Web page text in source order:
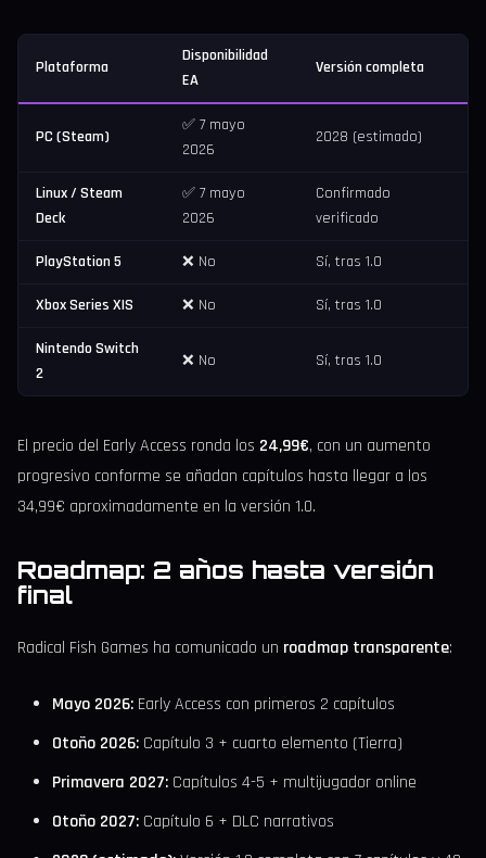
Plataforma
Disponibilidad
EA
Versión completa
PC (Steam)
✅ 7 mayo
2026
2028 (estimado)
Linux / Steam
Deck
✅ 7 mayo
2026
Confirmado
verificado
PlayStation 5 ❌ No Sí, tras 1.0
Xbox Series X|S ❌ No Sí, tras 1.0
Nintendo Switch
2
❌ No Sí, tras 1.0
El precio del Early Access ronda los 24,99€, con un aumento
progresivo conforme se añadan capítulos hasta llegar a los
34,99€ aproximadamente en la versión 1.0.
Roadmap: 2 años hasta versión
final
Radical Fish Games ha comunicado un roadmap transparente:
Mayo 2026: Early Access con primeros 2 capítulos
Otoño 2026: Capítulo 3 + cuarto elemento (Tierra)
Primavera 2027: Capítulos 4-5 + multijugador online
Otoño 2027: Capítulo 6 + DLC narrativos